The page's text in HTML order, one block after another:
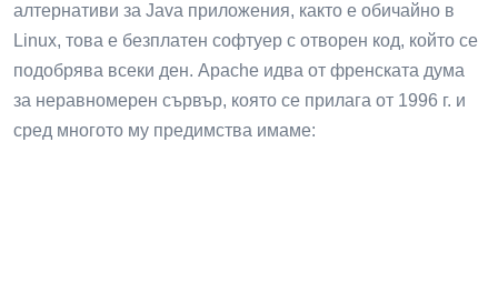
алтернативи за Java приложения, както е обичайно в
Linux, това е безплатен софтуер с отворен код, който се
подобрява всеки ден. Apache идва от френската дума
за неравномерен сървър, която се прилага от 1996 г. и
сред многото му предимства имаме: